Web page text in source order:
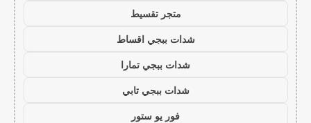
متجر تقسيط
شدات ببجي اقساط
شدات ببجي تمارا
شدات ببجي تابي
فور يو ستور